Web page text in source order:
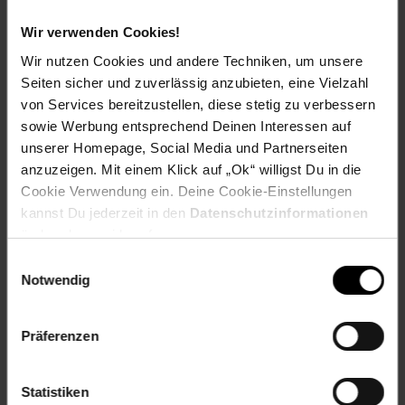
Wir verwenden Cookies!
Wir nutzen Cookies und andere Techniken, um unsere
Seiten sicher und zuverlässig anzubieten, eine Vielzahl
von Services bereitzustellen, diese stetig zu verbessern
sowie Werbung entsprechend Deinen Interessen auf
unserer Homepage, Social Media und Partnerseiten
anzuzeigen. Mit einem Klick auf „Ok“ willigst Du in die
Cookie Verwendung ein. Deine Cookie-Einstellungen
kannst Du jederzeit in den Datenschutzinformationen
ändern bzw. widerrufen.
Notwendig
Präferenzen
Statistiken
Herstellerinformationen
Fußzeile
Weitere Online-Angebote